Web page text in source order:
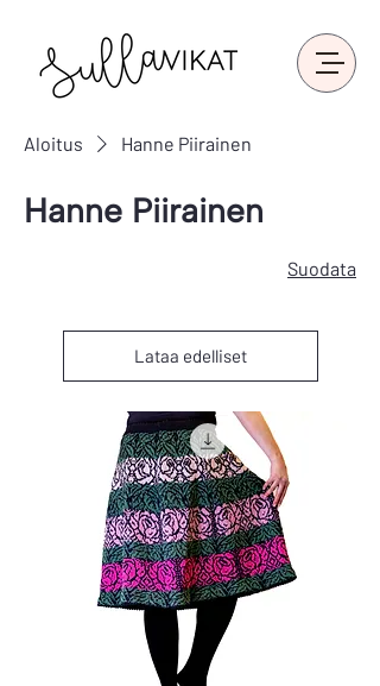
Aloitus Hanne Piirainen
Hanne Piirainen
Suodata
Lataa edelliset